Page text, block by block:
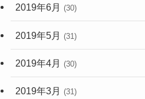
2019年6月 (30)
2019年5月 (31)
2019年4月 (30)
2019年3月 (31)